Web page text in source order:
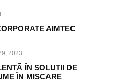
AIMTEC
2023
ÎN SOLUTII DE
ÎN MISCARE